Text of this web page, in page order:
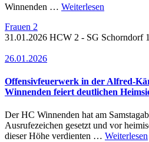
Winnenden … Weiterlesen
Frauen 2
31.01.2026 HCW 2 - SG Schorndorf
26.01.2026
Offensivfeuerwerk in der Alfred-
Winnenden feiert deutlichen
Der HC Winnenden hat am
Ausrufezeichen gesetzt und vor
dieser Höhe verdienten … Weiterlesen